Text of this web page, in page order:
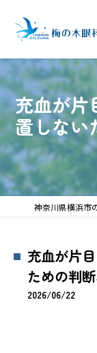
充血が片
置しない
充血が片
ための判
2026/06/22